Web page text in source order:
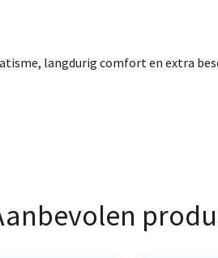
, langdurig comfort en extra